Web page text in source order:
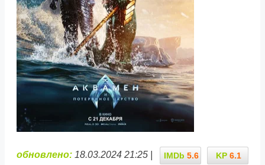
KP 6.1
IMDb 5.6
обновлено: 18.03.2024 21:25 |